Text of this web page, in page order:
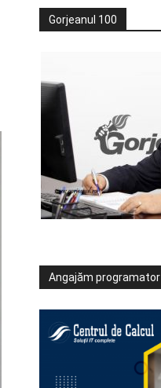
Gorjeanul 100
Angajăm programator